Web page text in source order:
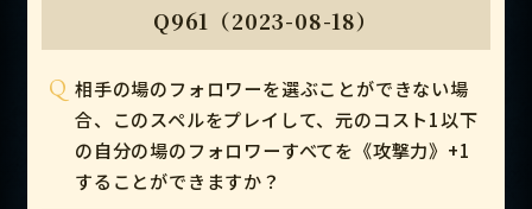
Q961（2023-08-18）
Q 相手の場のフォロワーを選ぶことができない場
合、このスペルをプレイして、元のコスト1以下
の自分の場のフォロワーすべてを《攻撃力》+1
することができますか？